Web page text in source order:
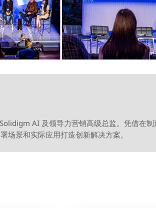
AI 及领导力营销高级总监。凭借在
场景和实际应用打造创新解决方案。